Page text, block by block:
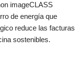
imageCLASS
de energía que
reduce las facturas
sostenibles.